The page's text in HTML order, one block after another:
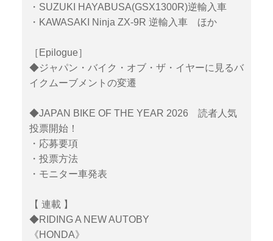
・SUZUKI HAYABUSA(GSX1300R)逆輸入車
・KAWASAKI Ninja ZX-9R 逆輸入車 ほか
［Epilogue］
◆ジャパン・バイク・オブ・ザ・イヤーに見るバ
イクムーブメントの変遷
◆JAPAN BIKE OF THE YEAR 2026 読者人気
投票開始！
・応募要項
・投票方法
・モニター車発表
【 連載 】
◆RIDING A NEW AUTOBY
《HONDA》